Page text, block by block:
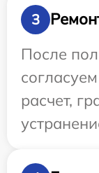
3
После
расчет,